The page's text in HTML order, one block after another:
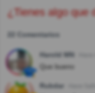
¿Tienes algo que
22 Comentarios
Harold MN
Que bueno
Rubdar